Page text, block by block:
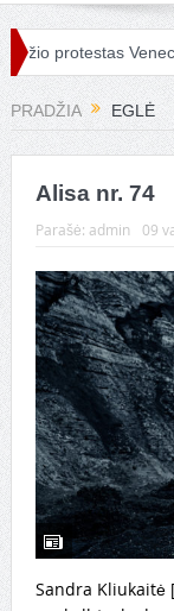
protestas
PRADŽIA EGLĖ
Alisa nr. 74
Parašė: admin 09
Sandra Kliukaitė